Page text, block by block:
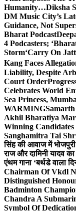
Humanity…Diksha
DM Music City’s
Guidance, Not
Bharat Podcast
4 Podcasters;
Storm‘Carry On
Kang Faces
Liability, Despite
Court Order
Celebrates World
Sea Princess,
WARMING
Akhil Bharatiya
Winning Candidates
Sanghamitra Tai
सिंह की आवाज में
राज और दामिनी यादव
एंथम गाना ‘बर्थडे वाला
Chairman Of Vkdl
Distinguished
Badminton
Chandra A
Symbol Of